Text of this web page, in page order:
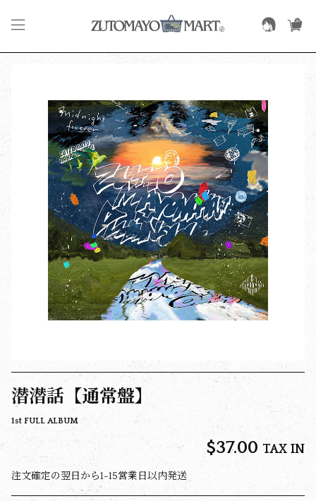
潜潜話【通常盤】
1st FULL ALBUM
$‌37.00 TAX IN
注文確定の翌日から1-15営業日以内発送